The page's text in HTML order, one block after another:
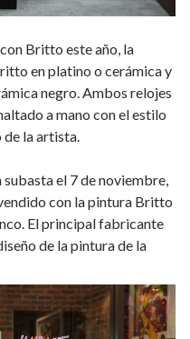
Britto este año, la
en platino o cerámica y
negro.Ambos relojes
a mano con el estilo
la artista.
el 7 de noviembre,
con la pintura Britto
El principal fabricante
de la pintura de la